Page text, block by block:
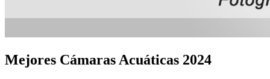
Mejores Cámaras Acuáticas 2024